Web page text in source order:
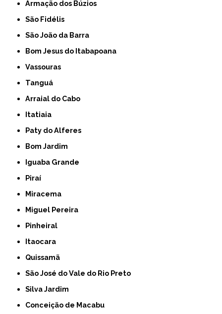
Armação dos Búzios
São Fidélis
São João da Barra
Bom Jesus do Itabapoana
Vassouras
Tanguá
Arraial do Cabo
Itatiaia
Paty do Alferes
Bom Jardim
Iguaba Grande
Piraí
Miracema
Miguel Pereira
Pinheiral
Itaocara
Quissamã
São José do Vale do Rio Preto
Silva Jardim
Conceição de Macabu